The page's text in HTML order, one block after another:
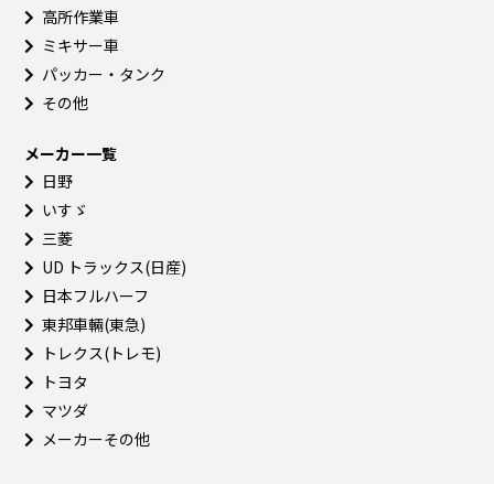
高所作業車
ミキサー車
パッカー・タンク
その他
メーカー一覧
日野
いすゞ
三菱
UD トラックス(日産)
日本フルハーフ
東邦車輛(東急)
トレクス(トレモ)
トヨタ
マツダ
メーカーその他